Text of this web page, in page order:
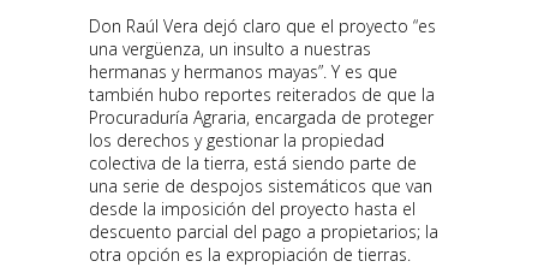
Don Raúl Vera dejó claro que el proyecto “es
una vergüenza, un insulto a nuestras
hermanas y hermanos mayas”. Y es que
también hubo reportes reiterados de que la
Procuraduría Agraria, encargada de proteger
los derechos y gestionar la propiedad
colectiva de la tierra, está siendo parte de
una serie de despojos sistemáticos que van
desde la imposición del proyecto hasta el
descuento parcial del pago a propietarios; la
otra opción es la expropiación de tierras.